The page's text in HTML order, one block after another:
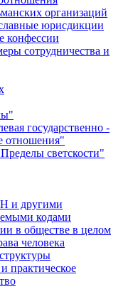
организаций
юрисдикции
конфессии
сотрудничества и
государственно -
отношения"
светскости"
и другими
кодами
в обществе в целом
человека
практическое